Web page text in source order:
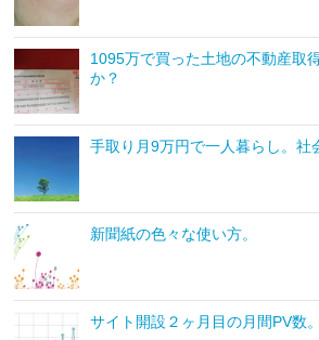
1095万で買った土地の不動産取
か？
手取り月9万円で一人暮らし。社
新聞紙の色々な使い方。
サイト開設２ヶ月目の月間PV数。